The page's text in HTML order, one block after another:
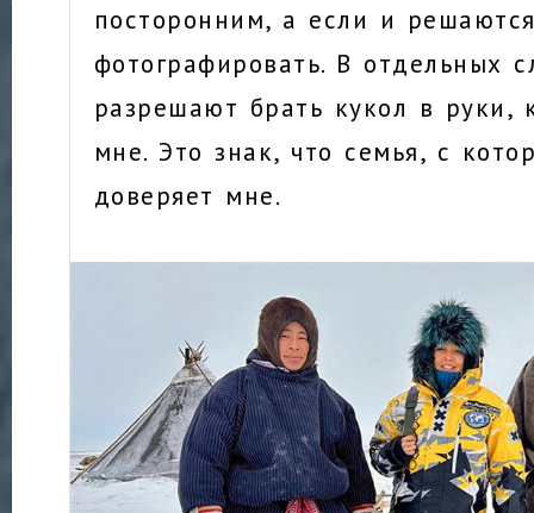
посторонним, а если и
фотографировать. В отдельных
разрешают брать кукол в руки,
мне. Это знак, что семья, с
доверяет мне.